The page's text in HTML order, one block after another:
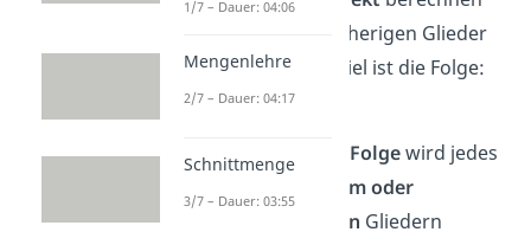
kannst, ohne die vorherigen Glieder
zu kennen. Ein Beispiel ist die Folge:
Bei einer rekursiven Folgewird jedes
einem oder
mehreren vorherigen Gliedern
1/7 – Dauer: 04:06
Mengenlehre
2/7 – Dauer: 04:17
Schnittmenge
3/7 – Dauer: 03:55